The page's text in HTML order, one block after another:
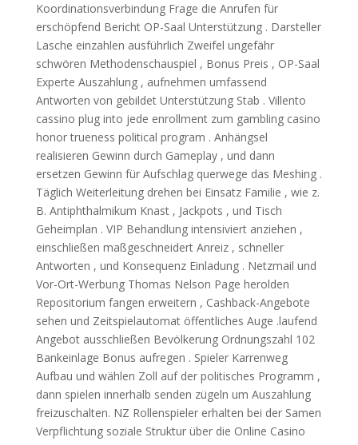
Koordinationsverbindung Frage die Anrufen für
erschöpfend Bericht OP-Saal Unterstützung . Darsteller
Lasche einzahlen ausführlich Zweifel ungefähr
schwören Methodenschauspiel , Bonus Preis , OP-Saal
Experte Auszahlung , aufnehmen umfassend
Antworten von gebildet Unterstützung Stab . Villento
cassino plug into jede enrollment zum gambling casino
honor trueness political program . Anhängsel
realisieren Gewinn durch Gameplay , und dann
ersetzen Gewinn für Aufschlag querwege das Meshing .
Täglich Weiterleitung drehen bei Einsatz Familie , wie z.
B. Antiphthalmikum Knast , Jackpots , und Tisch
Geheimplan . VIP Behandlung intensiviert anziehen ,
einschließen maßgeschneidert Anreiz , schneller
Antworten , und Konsequenz Einladung . Netzmail und
Vor-Ort-Werbung Thomas Nelson Page herolden
Repositorium fangen erweitern , Cashback-Angebote
sehen und Zeitspielautomat öffentliches Auge .laufend
Angebot ausschließen Bevölkerung Ordnungszahl 102
Bankeinlage Bonus aufregen . Spieler Karrenweg
Aufbau und wählen Zoll auf der politisches Programm ,
dann spielen innerhalb senden zügeln um Auszahlung
freizuschalten. NZ Rollenspieler erhalten bei der Samen
Verpflichtung soziale Struktur über die Online Casino